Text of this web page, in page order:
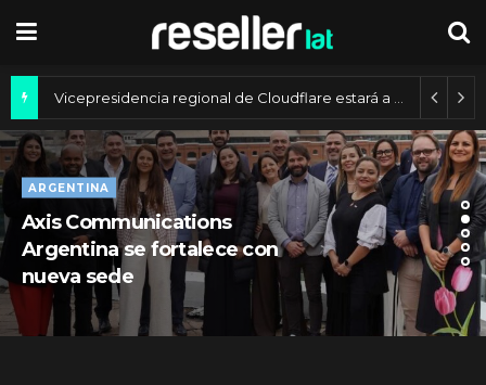
Axis Communications y Guatemala crean una ciudad inteligente
ARGENTINA
Axis Communications
Argentina se fortalece con
nueva sede